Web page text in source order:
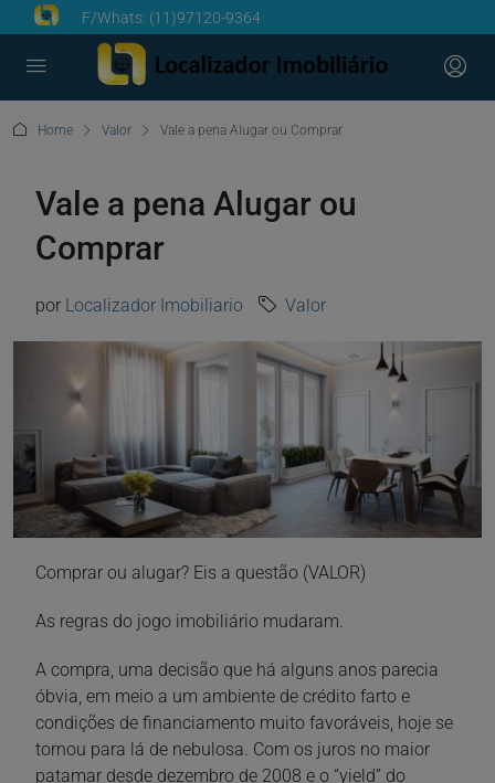
F/Whats: (11)97120-9364
Home Valor Vale a pena Alugar ou Comprar
Vale a pena Alugar ou
Comprar
por Localizador Imobiliario Valor
Comprar ou alugar? Eis a questão (VALOR)
As regras do jogo imobiliário mudaram.
A compra, uma decisão que há alguns anos parecia
óbvia, em meio a um ambiente de crédito farto e
condições de financiamento muito favoráveis, hoje se
tornou para lá de nebulosa. Com os juros no maior
patamar desde dezembro de 2008 e o “yield” do